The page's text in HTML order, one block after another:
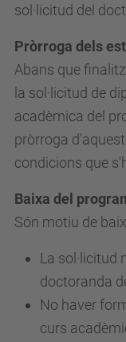
sol·licitud del
Pròrroga dels
Abans que
la sol·licitud de
acadèmica del
pròrroga
condicions que
Baixa del
Són motiu de
La sol·licitud
doctoranda
No haver
curs